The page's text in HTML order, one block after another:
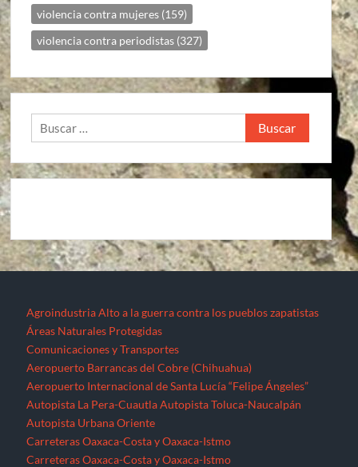
violencia contra mujeres (159)
violencia contra periodistas (327)
Buscar:
Agroindustria Alto a la guerra contra los pueblos zapatistas
Áreas Naturales Protegidas
Comunicaciones y Transportes
Aeropuerto Barrancas del Cobre (Chihuahua)
Aeropuerto Internacional de Santa Lucía “Felipe Ángeles”
Autopista La Pera-Cuautla Autopista Toluca-Naucalpán
Autopista Urbana Oriente
Carreteras Oaxaca-Costa y Oaxaca-Istmo
Carreteras Oaxaca-Costa y Oaxaca-Istmo